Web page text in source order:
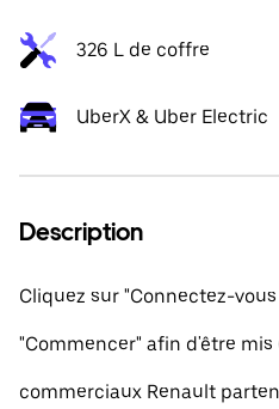
326 L de coffre
UberX & Uber Electric
Description
Cliquez sur "Connectez-
"Commencer" afin d'être
commerciaux Renault